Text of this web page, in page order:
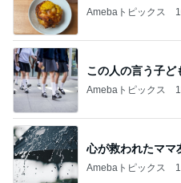
Amebaトピックス
この人の言う子ど
Amebaトピックス
心が救われたママ
Amebaトピックス